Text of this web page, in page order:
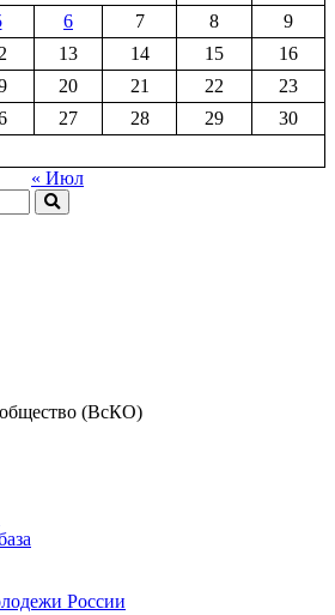
6 7 8
9
13 14 15
16
20 21 22
23
27 28 29
30
« Июл
общество (ВсКО)
России